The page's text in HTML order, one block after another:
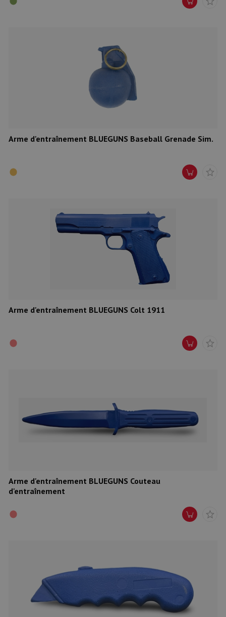
Arme d'entraînement BLUEGUNS Baseball Grenade Sim.
Arme d'entraînement BLUEGUNS Colt 1911
Arme d'entraînement BLUEGUNS Couteau
d'entraînement